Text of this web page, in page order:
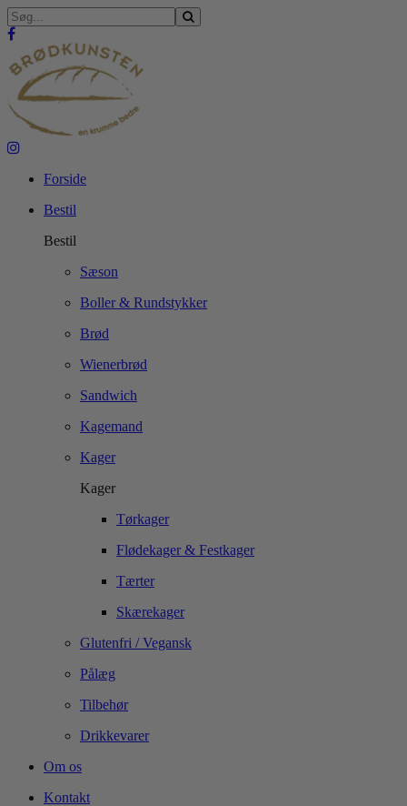
Forside
Bestil
Bestil
Sæson
Boller & Rundstykker
Brød
Wienerbrød
Sandwich
Kagemand
Kager
Kager
Tørkager
Flødekager & Festkager
Tærter
Skærekager
Glutenfri / Vegansk
Pålæg
Tilbehør
Drikkevarer
Om os
Kontakt